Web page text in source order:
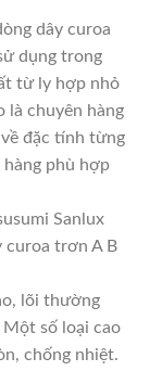
dây curoa
dụng trong
từ ly hợp nhỏ
là chuyên hàng
đặc tính từng
hàng phù hợp
Sanlux
curoa trơn A B
lõi thường
Một số loại cao
chống nhiệt.